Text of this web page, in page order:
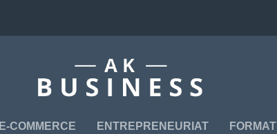
E-COMMERCE ENTREPRENEURIAT